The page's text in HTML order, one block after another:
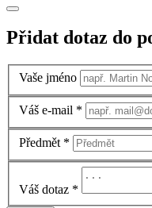
Přidat dotaz do
Vaše jméno
Váš e-mail *
Předmět *
Váš dotaz *